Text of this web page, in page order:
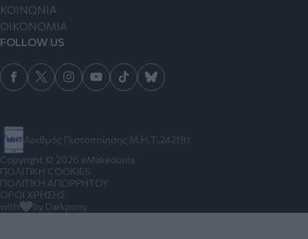
Αριθμός Πιστοποίησης Μ.Η.Τ.242191
ΚΟΙΝΩΝΙΑ
ΟΙΚΟΝΟΜΙΑ
FOLLOW US
Copyright © 2026 eMakedonia
ΠΟΛΙΤΙΚΗ COOKIES
ΠΟΛΙΤΙΚΗ ΑΠΟΡΡΗΤΟΥ
ΟΡΟΙ ΧΡΗΣΗΣ
with
by Darkpony